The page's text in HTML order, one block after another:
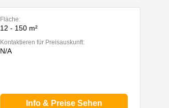
Fläche:
12 - 150 m²
Kontaktieren für Preisauskunft:
N/A
Info & Preise Sehen